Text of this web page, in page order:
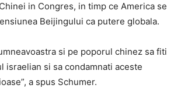
in Congres, in timp ce America se
Beijingului ca putere globala.
si pe poporul chinez sa fiti
israelian si sa condamnati aceste
a spus Schumer.